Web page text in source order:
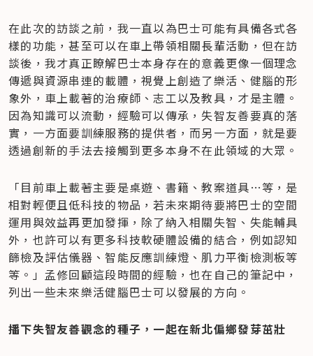
在此次的訪談之前，我一直以為巴士可能有具備各式各
樣的功能，甚至可以在車上帶領相關長輩活動，但在訪
談後，我才真正瞭解巴士本身存在的意義更像一個理念
傳遞與資源串連的載體，視覺上創造了樂活、健腦的形
象外，車上載著的治療師、志工以及教具，才是主體。
因為知識可以流動，經驗可以傳承，失智友善要真的落
實，一方面要訓練服務的提供者，而另一方面，就是要
透過創新的手法去接觸到更多本身不在此領域的大眾。
「目前車上載著主要是桌遊、書籍、教案道具…等，是
相對輕便且低科技的物品，若未來期待要將巴士的空間
運用與效益再更加發揮，除了納入相關失智、失能輔具
外，也許可以有更多科技軟硬體設備的結合，例如認知
篩檢及評估儀器、智能反應訓練燈、肌力平衡檢測板等
等。」孟修回顧這段時間的經驗，也在自己的筆記中，
列出一些未來樂活健腦巴士可以發展的方向。
播下失智友善觀念的種子，一起在新北偏鄉發芽茁壯